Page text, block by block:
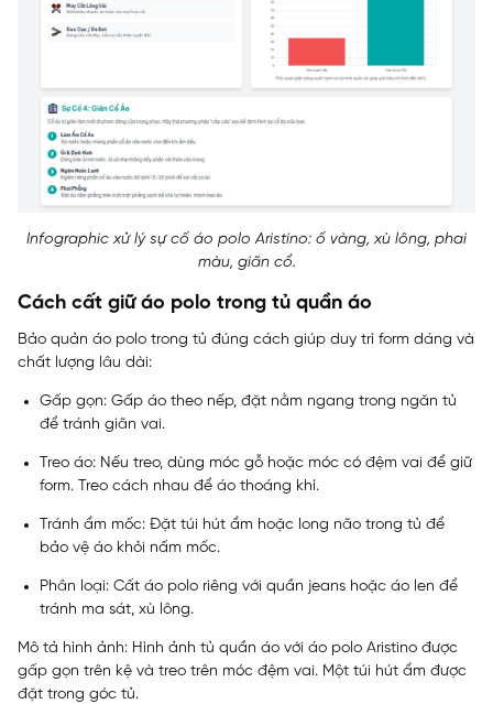
Infographic xử lý sự cố áo polo Aristino: ố vàng, xù lông, phai
màu, giãn cổ.
Cách cất giữ áo polo trong tủ quần áo
Bảo quản áo polo trong tủ đúng cách giúp duy trì form dáng và
chất lượng lâu dài:
Gấp gọn: Gấp áo theo nếp, đặt nằm ngang trong ngăn tủ
để tránh giãn vai.
Treo áo: Nếu treo, dùng móc gỗ hoặc móc có đệm vai để giữ
form. Treo cách nhau để áo thoáng khí.
Tránh ẩm mốc: Đặt túi hút ẩm hoặc long não trong tủ để
bảo vệ áo khỏi nấm mốc.
Phân loại: Cất áo polo riêng với quần jeans hoặc áo len để
tránh ma sát, xù lông.
Mô tả hình ảnh: Hình ảnh tủ quần áo với áo polo Aristino được
gấp gọn trên kệ và treo trên móc đệm vai. Một túi hút ẩm được
đặt trong góc tủ.